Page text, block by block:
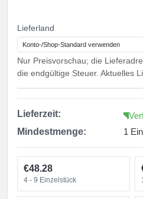
Lieferland
Nur Preisvorschau; die
die endgültige Steuer. Aktuelles
Lieferzeit:
Mindestmenge:
1
€48.28
4 - 9 Einzelstück